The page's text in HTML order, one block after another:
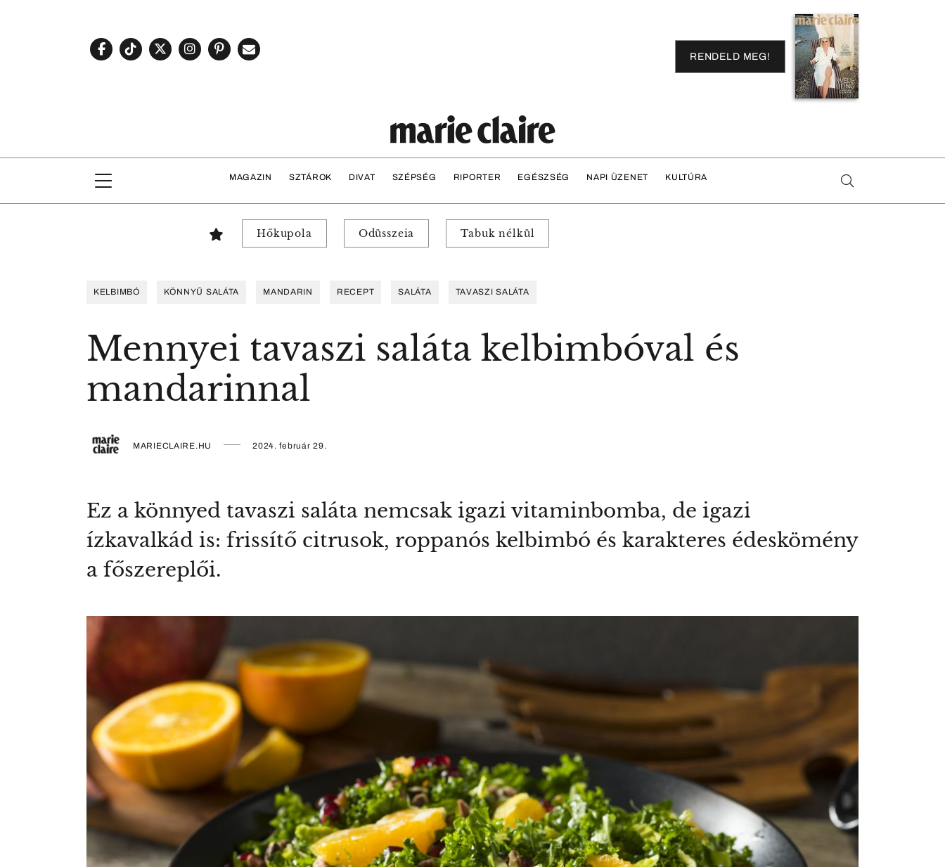
RENDELD MEG!
MAGAZIN SZTÁROK DIVAT SZÉPSÉG RIPORTER EGÉSZSÉG NAPI ÜZENET KULTÚRA
Hőkupola Odüsszeia Tabuk nélkül
KELBIMBÓ KÖNNYŰ SALÁTA MANDARIN RECEPT SALÁTA TAVASZI SALÁTA
Mennyei tavaszi saláta kelbimbóval és
mandarinnal
MARIECLAIRE.HU 2024. február 29.
Ez a könnyed tavaszi saláta nemcsak igazi vitaminbomba, de igazi
ízkavalkád is: frissítő citrusok, roppanós kelbimbó és karakteres édeskömény
a főszereplői.